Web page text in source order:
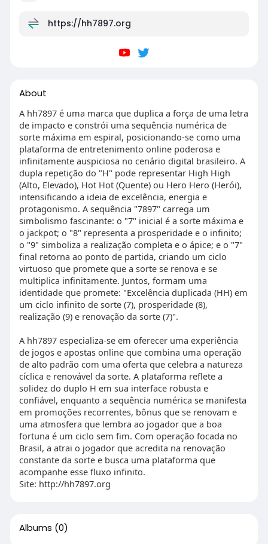
https://hh7897.org
About
A hh7897 é uma marca que duplica a força de uma letra
de impacto e constrói uma sequência numérica de
sorte máxima em espiral, posicionando-se como uma
plataforma de entretenimento online poderosa e
infinitamente auspiciosa no cenário digital brasileiro. A
dupla repetição do "H" pode representar High High
(Alto, Elevado), Hot Hot (Quente) ou Hero Hero (Herói),
intensificando a ideia de excelência, energia e
protagonismo. A sequência "7897" carrega um
simbolismo fascinante: o "7" inicial é a sorte máxima e
o jackpot; o "8" representa a prosperidade e o infinito;
o "9" simboliza a realização completa e o ápice; e o "7"
final retorna ao ponto de partida, criando um ciclo
virtuoso que promete que a sorte se renova e se
multiplica infinitamente. Juntos, formam uma
identidade que promete: "Excelência duplicada (HH) em
um ciclo infinito de sorte (7), prosperidade (8),
realização (9) e renovação da sorte (7)".
A hh7897 especializa-se em oferecer uma experiência
de jogos e apostas online que combina uma operação
de alto padrão com uma oferta que celebra a natureza
cíclica e renovável da sorte. A plataforma reflete a
solidez do duplo H em sua interface robusta e
confiável, enquanto a sequência numérica se manifesta
em promoções recorrentes, bônus que se renovam e
uma atmosfera que lembra ao jogador que a boa
fortuna é um ciclo sem fim. Com operação focada no
Brasil, a atrai o jogador que acredita na renovação
constante da sorte e busca uma plataforma que
acompanhe esse fluxo infinito.
Site: http://hh7897.org
Albums (0)